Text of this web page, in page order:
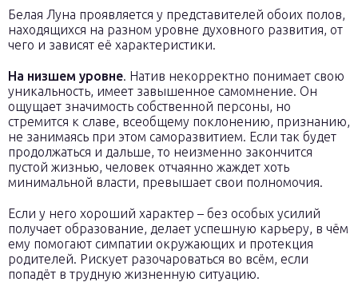
Белая Луна проявляется у представителей обоих полов,
находящихся на разном уровне духовного развития, от
чего и зависят её характеристики.
На низшем уровне. Натив некорректно понимает свою
уникальность, имеет завышенное самомнение. Он
ощущает значимость собственной персоны, но
стремится к славе, всеобщему поклонению, признанию,
не занимаясь при этом саморазвитием. Если так будет
продолжаться и дальше, то неизменно закончится
пустой жизнью, человек отчаянно жаждет хоть
минимальной власти, превышает свои полномочия.
Если у него хороший характер – без особых усилий
получает образование, делает успешную карьеру, в чём
ему помогают симпатии окружающих и протекция
родителей. Рискует разочароваться во всём, если
попадёт в трудную жизненную ситуацию.